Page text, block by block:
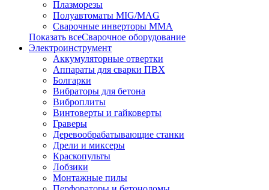
Плазморезы
Полуавтоматы MIG/MAG
Сварочные инверторы ММА
Показать всеСварочное оборудование
Электроинструмент
Аккумуляторные отвертки
Аппараты для сварки ПВХ
Болгарки
Вибраторы для бетона
Виброплиты
Винтоверты и гайковерты
Граверы
Деревообрабатывающие станки
Дрели и миксеры
Краскопульты
Лобзики
Монтажные пилы